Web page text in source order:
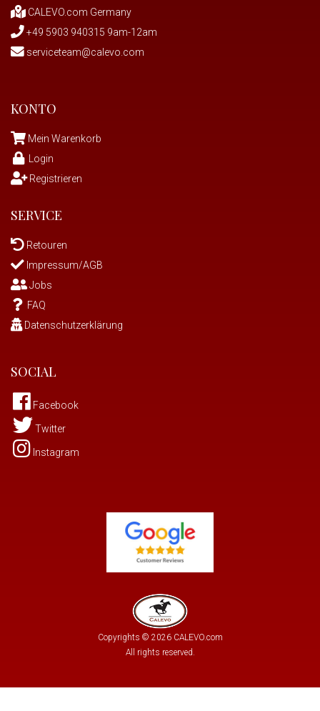
CALEVO.com Germany
+49 5903 940315 9am-12am
serviceteam@calevo.com
KONTO
Mein Warenkorb
Login
Registrieren
SERVICE
Retouren
Impressum/AGB
Jobs
FAQ
Datenschutzerklärung
SOCIAL
Facebook
Twitter
Instagram
Copyrights © 2026 CALEVO.com
All rights reserved.